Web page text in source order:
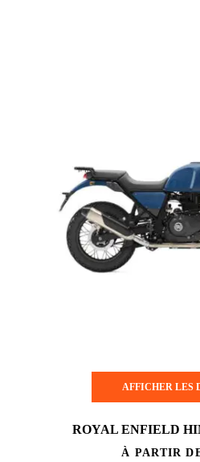
AFFICHER LES
ROYAL ENFIELD
À PARTIR